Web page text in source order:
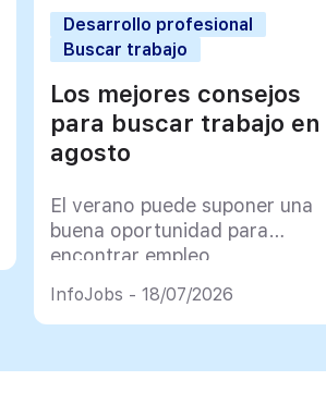
Desarrollo profesional
Buscar trabajo
Los mejores consejos
para buscar trabajo en
agosto
El verano puede suponer una
buena oportunidad para
encontrar empleo
InfoJobs - 18/07/2026